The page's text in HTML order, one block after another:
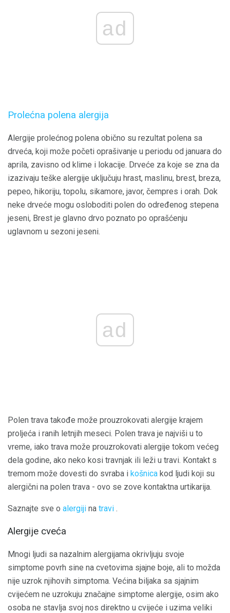
ad
Prolećna polena alergija
Alergije prolećnog polena obično su rezultat polena sa
drveća, koji može početi oprašivanje u periodu od januara do
aprila, zavisno od klime i lokacije. Drveće za koje se zna da
izazivaju teške alergije uključuju hrast, maslinu, brest, breza,
pepeo, hikoriju, topolu, sikamore, javor, čempres i orah. Dok
neke drveće mogu osloboditi polen do određenog stepena
jeseni, Brest je glavno drvo poznato po oprašćenju
uglavnom u sezoni jeseni.
ad
Polen trava takođe može prouzrokovati alergije krajem
proljeća i ranih letnjih meseci. Polen trava je najviši u to
vreme, iako trava može prouzrokovati alergije tokom većeg
dela godine, ako neko kosi travnjak ili leži u travi. Kontakt s
tremom može dovesti do svraba i košnica kod ljudi koji su
alergični na polen trava - ovo se zove kontaktna urtikarija.
Saznajte sve o alergiji na travi .
Alergije cveća
Mnogi ljudi sa nazalnim alergijama okrivljuju svoje
simptome povrh sine na cvetovima sjajne boje, ali to možda
nije uzrok njihovih simptoma. Većina biljaka sa sjajnim
cvijećem ne uzrokuju značajne simptome alergije, osim ako
osoba ne stavlja svoj nos direktno u cvijeće i uzima veliki